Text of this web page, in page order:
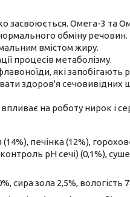
Омега-3 та
обміну речовин.
вмістом жиру.
процесів метаболізму.
які запобігають
здоров'я сечовивідних
на роботу нирок і
(14%), печінка (12%),
pH сечі) (0,1%),
сира зола 2,5%, вологість